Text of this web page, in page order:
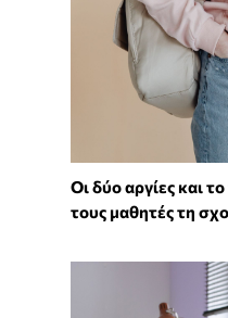
Οι δύο αργίες και
τους μαθητές τη